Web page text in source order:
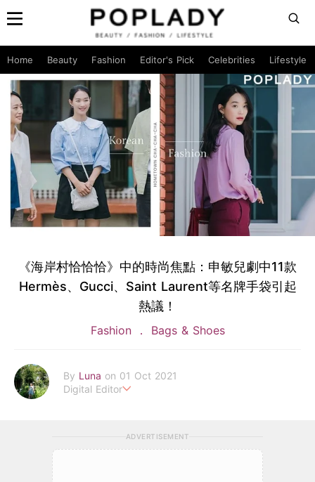
Home Beauty Fashion Editor's Pick Celebrities Lifestyle
《海岸村恰恰恰》中的時尚焦點：申敏兒劇中11款
Hermès、Gucci、Saint Laurent等名牌手袋引起
熱議！
Fashion Bags & Shoes
By Luna on 01 Oct 2021
Digital Editor
透過旅行找尋理想生活的樣貌 捕捉下每個美好瞬間
luna.huang@poplady-mag.com
ADVERTISEMENT